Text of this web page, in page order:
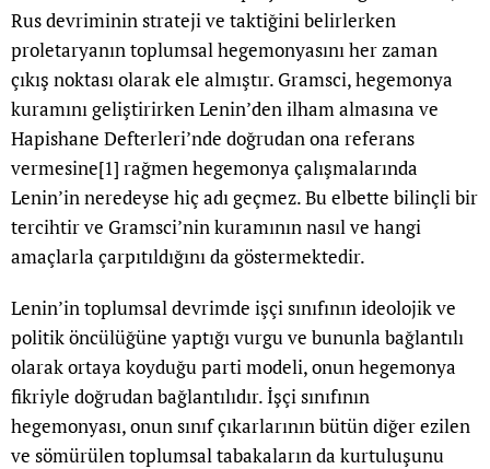
Rus devriminin strateji ve taktiğini belirlerken
proletaryanın toplumsal hegemonyasını her zaman
çıkış noktası olarak ele almıştır. Gramsci, hegemonya
kuramını geliştirirken Lenin’den ilham almasına ve
Hapishane Defterleri’nde doğrudan ona referans
vermesine[1] rağmen hegemonya çalışmalarında
Lenin’in neredeyse hiç adı geçmez. Bu elbette bilinçli bir
tercihtir ve Gramsci’nin kuramının nasıl ve hangi
amaçlarla çarpıtıldığını da göstermektedir.
Lenin’in toplumsal devrimde işçi sınıfının ideolojik ve
politik öncülüğüne yaptığı vurgu ve bununla bağlantılı
olarak ortaya koyduğu parti modeli, onun hegemonya
fikriyle doğrudan bağlantılıdır. İşçi sınıfının
hegemonyası, onun sınıf çıkarlarının bütün diğer ezilen
ve sömürülen toplumsal tabakaların da kurtuluşunu